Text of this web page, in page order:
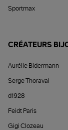
Sportmax
CRÉATEURS
Aurélie Bidermann
Serge Thoraval
d1928
Feidt Paris
Gigi Clozeau